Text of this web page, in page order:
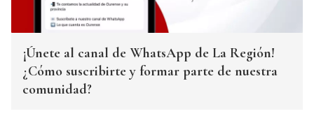
¡Únete al canal de WhatsApp de La Región!
¿Cómo suscribirte y formar parte de nuestra
comunidad?